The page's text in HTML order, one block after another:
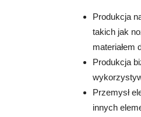
Produkcja
takich jak
materiałem
Produkcja
Przemysł
innych